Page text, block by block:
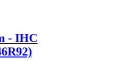
- IHC